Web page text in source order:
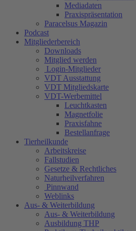
Mediadaten
Praxispräsentation
Paracelsus Magazin
Podcast
Mitgliederbereich
Downloads
Mitglied werden
Login-Mitglieder
VDT Ausstattung
VDT Mitgliedskarte
VDT-Werbemittel
Leuchtkasten
Magnetfolie
Praxisfahne
Bestellanfrage
Tierheilkunde
Arbeitskreise
Fallstudien
Gesetze & Rechtliches
Naturheilverfahren
Pinnwand
Weblinks
Aus- & Weiterbildung
Aus- & Weiterbildung
Ausbildung THP